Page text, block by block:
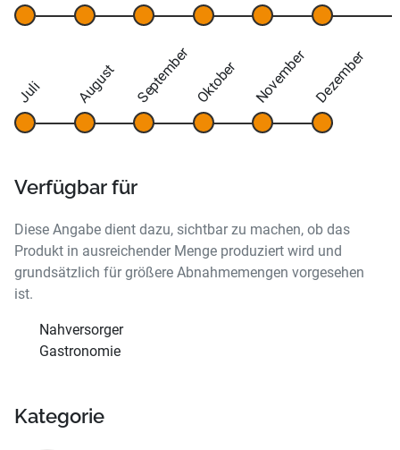
Juli August September Oktober November Dezember
Verfügbar für
Diese Angabe dient dazu, sichtbar zu machen, ob das
Produkt in ausreichender Menge produziert wird und
grundsätzlich für größere Abnahmemengen vorgesehen
ist.
Nahversorger
Gastronomie
Kategorie